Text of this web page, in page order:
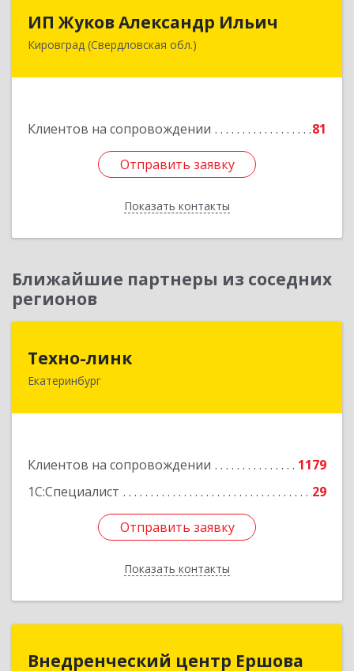
ИП Жуков Александр Ильич
Кировград (Свердловская обл.)
Клиентов на сопровождении 81
Отправить заявку
Показать контакты
624140, Свердловская обл, Кировград г,
Отправить заявку
Назад
Ближайшие партнеры из соседних
регионов
Техно-линк
Екатеринбург
Клиентов на сопровождении
1179
1С:Специалист
29
Отправить заявку
Показать контакты
620000, Свердловская обл, Екатеринбург г,
Отправить заявку
Назад
Внедренческий центр Ершова
Внедренческий центр Ершова